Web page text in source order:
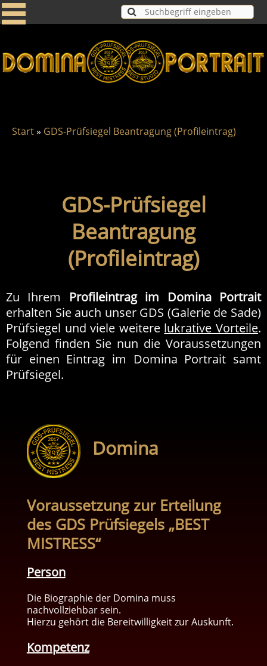
Start» GDS-Prüfsiegel Beantragung (Profileintrag)
GDS-Prüfsiegel
Beantragung
(Profileintrag)
Zu Ihrem Profileintrag im Domina Portrait
erhalten Sie auch unser GDS (Galerie de Sade)
Prüfsiegel und viele weitere lukrative Vorteile.
Folgend finden Sie nun die Voraussetzungen
für einen Eintrag im Domina Portrait samt
Prüfsiegel.
Domina
Voraussetzung zur Erteilung
des GDS Prüfsiegels „BEST
MISTRESS“
Person
Die Biographie der Domina muss
nachvollziehbar sein.
Hierzu gehört die Bereitwilligkeit zur Auskunft.
Kompetenz